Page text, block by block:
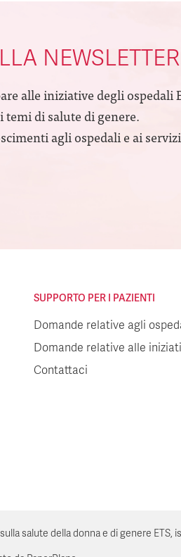
NEWSLETTER
alle iniziative degli ospedali
di salute di genere.
agli ospedali e ai
SUPPORTO PER I PAZIENTI
Domande relative agli
Domande relative alle
Contattaci
salute della donna e di genere ETS,